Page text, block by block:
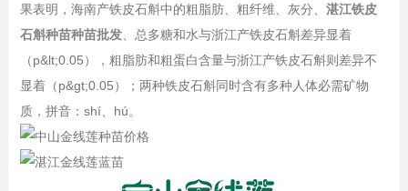
果表明，海南产铁皮石斛中的粗脂肪、粗纤维、灰分、 湛江铁皮
石斛种苗种苗批发、总多糖和水与浙江产铁皮石斛差异显着
（p&lt;0.05），粗脂肪和粗蛋白含量与浙江产铁皮石斛则差异不
显着（p&gt;0.05）；两种铁皮石斛同时含有多种人体必需矿物
质，拼音：shí、hú。